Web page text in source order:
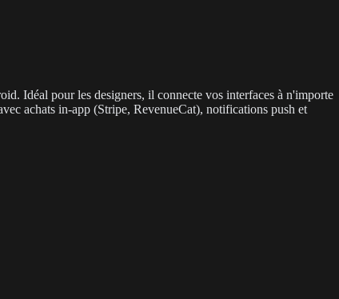
Idéal pour les designers, il connecte vos interfaces à n'importe
achats in-app (Stripe, RevenueCat), notifications push et